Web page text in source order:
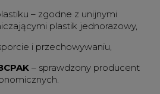
– zgodne z unijnymi
plastik jednorazowy,
i przechowywaniu,
– sprawdzony producent